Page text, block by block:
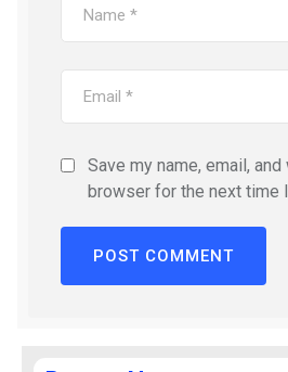
Save my name, email,
browser for the next time